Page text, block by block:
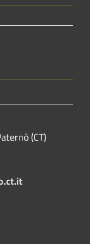
(CT)